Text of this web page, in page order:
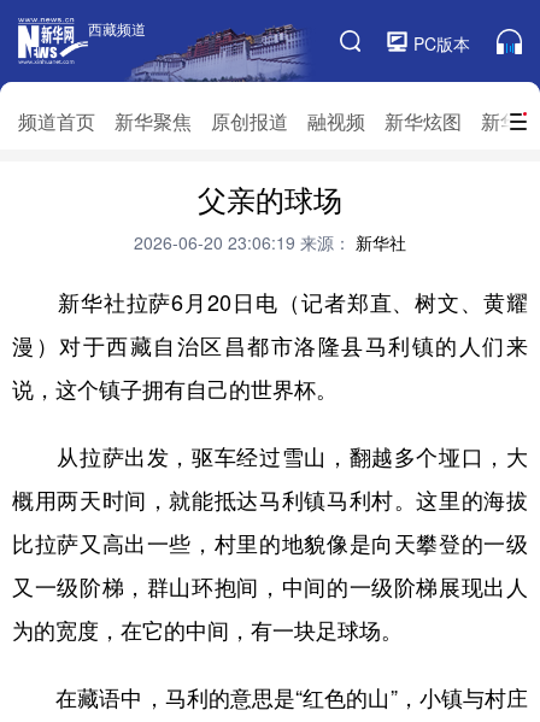
西藏频道
PC版本
频道首页 新华聚焦 原创报道 融视频 新华炫图 新华
西藏频道
频道栏目
新华聚焦 原创报道
新华访谈 新华云直播
对口援藏
生态西藏 文化旅游
乡村振兴
推广信息
父亲的球场
2026-06-20 23:06:19 来源： 新华社
新华社拉萨6月20日电（记者郑直、树文、黄耀
漫）对于西藏自治区昌都市洛隆县马利镇的人们来
说，这个镇子拥有自己的世界杯。
从拉萨出发，驱车经过雪山，翻越多个垭口，大
概用两天时间，就能抵达马利镇马利村。这里的海拔
比拉萨又高出一些，村里的地貌像是向天攀登的一级
又一级阶梯，群山环抱间，中间的一级阶梯展现出人
为的宽度，在它的中间，有一块足球场。
在藏语中，马利的意思是“红色的山”，小镇与村庄